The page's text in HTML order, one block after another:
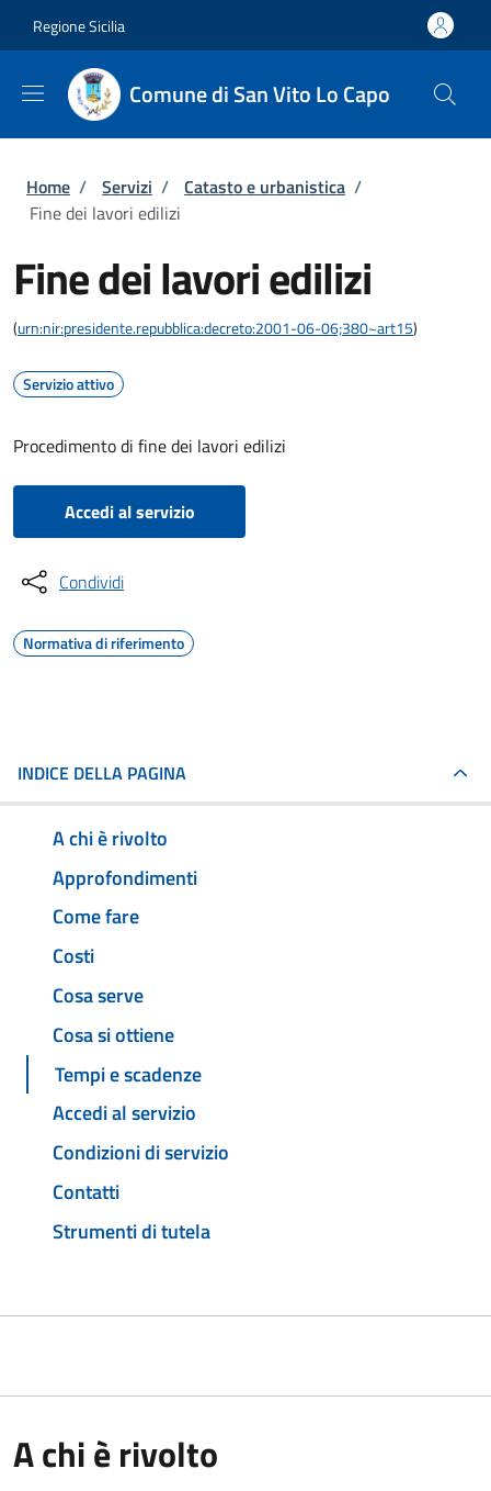
Regione Sicilia
Comune di San Vito Lo Capo
Briciole di pane
Home / Servizi / Catasto e urbanistica /
Fine dei lavori edilizi
Fine dei lavori edilizi
(urn:nir:presidente.repubblica:decreto:2001-06-06;380~art15)
Servizio attivo
Procedimento di fine dei lavori edilizi
Accedi al servizio
Condividi
Normativa di riferimento
INDICE DELLA PAGINA
A chi è rivolto
Approfondimenti
Come fare
Costi
Cosa serve
Cosa si ottiene
Tempi e scadenze
Accedi al servizio
Condizioni di servizio
Contatti
Strumenti di tutela
A chi è rivolto